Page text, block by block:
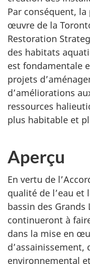
Par conséquent,
œuvre de la
Restoration
des habitats
est fondamentale
projets
d’améliorations
ressources
plus habitable et
Aperçu
En vertu de
qualité de l’eau et
bassin des Grands
continueront à
dans la mise en
environnemental